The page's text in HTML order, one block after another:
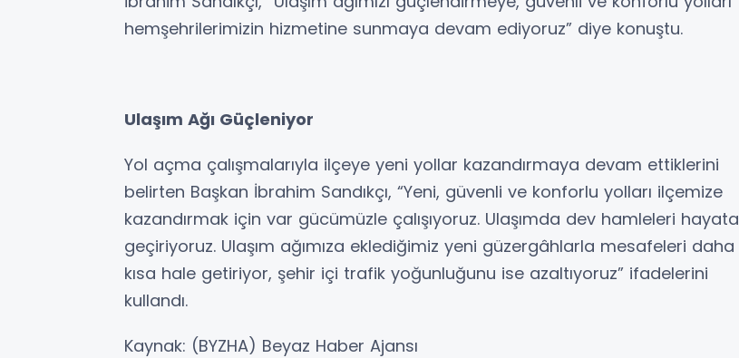
hemşehrilerimizin hizmetine sunmaya devam ediyoruz” diye konuştu.
Ulaşım Ağı Güçleniyor
Yol açma çalışmalarıyla ilçeye yeni yollar kazandırmaya devam ettiklerini
belirten Başkan İbrahim Sandıkçı, “Yeni, güvenli ve konforlu yolları ilçemize
kazandırmak için var gücümüzle çalışıyoruz. Ulaşımda dev hamleleri hayata
geçiriyoruz. Ulaşım ağımıza eklediğimiz yeni güzergâhlarla mesafeleri daha
kısa hale getiriyor, şehir içi trafik yoğunluğunu ise azaltıyoruz” ifadelerini
kullandı.
Kaynak: (BYZHA) Beyaz Haber Ajansı